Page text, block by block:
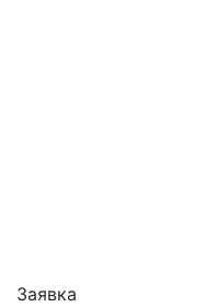
Заявка